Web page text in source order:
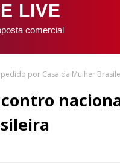
LIVE
comercial
por Casa da Mulher